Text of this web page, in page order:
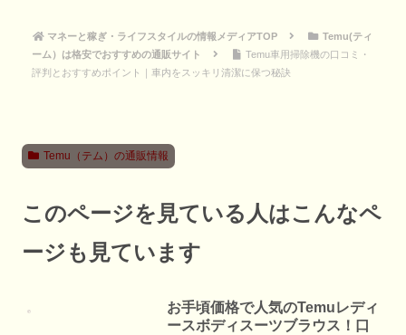
マネーと稼ぎ・ライフスタイルの情報メディアTOP
Temu(ティ
ーム）は格安でおすすめの通販サイト
Temu車用掃除機の口コミ・
評判とおすすめポイント｜車内をスッキリ清潔に保つ秘訣
Temu（テム）の通販情報
このページを見ている人はこんなペ
ージも見ています
お手頃価格で人気のTemuレディ
ースボディスーツブラウス！口